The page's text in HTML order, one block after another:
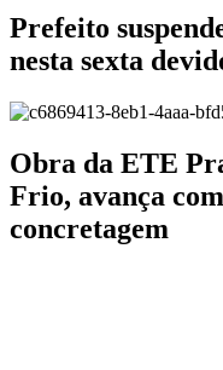
Prefeito
nesta sexta
Obra da ETE
Frio, avança
concretagem